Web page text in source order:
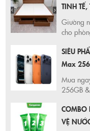
TINH
Giường
cho
dẫn,
Lazada
SIÊU
Max
Mua
256GB
mượt
TikTok!
COMBO
VỆ